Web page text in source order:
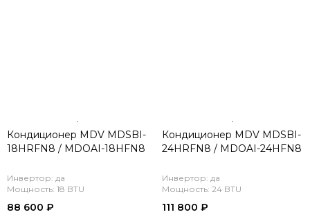
Кондиционер MDV MDSBI-
18HRFN8 / MDOAI-18HFN8
Инвертор: да
Мощность: 18 BTU
88 600 ₽
Кондиционер MDV MDSBI-
24HRFN8 / MDOAI-24HFN8
Инвертор: да
Мощность: 24 BTU
111 800 ₽